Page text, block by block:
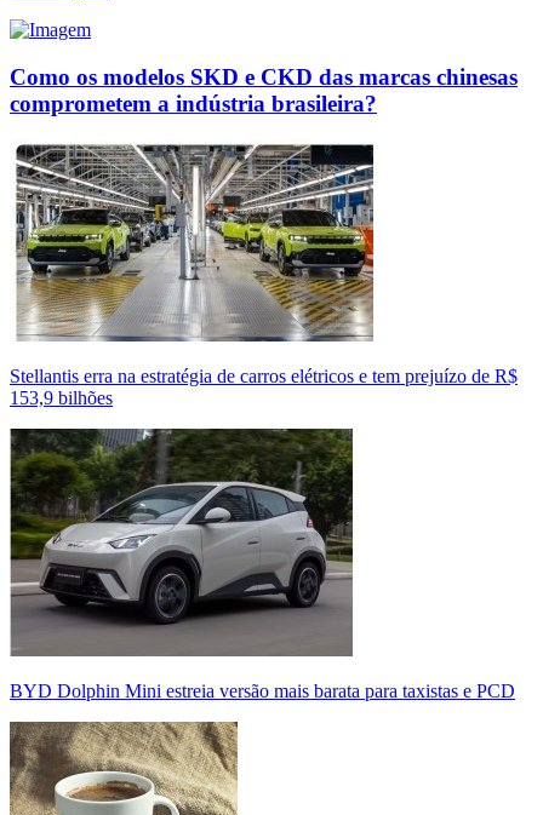
Como os modelos SKD e CKD das marcas chinesas
comprometem a indústria brasileira?
Stellantis erra na estratégia de carros elétricos e tem prejuízo de R$
153,9 bilhões
BYD Dolphin Mini estreia versão mais barata para taxistas e PCD